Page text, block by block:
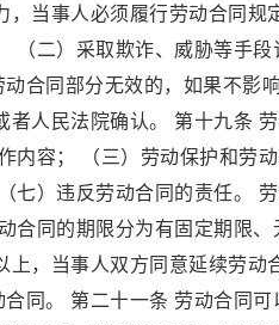
当事人必须履行劳动合同规
（二）采取欺诈、威胁等手
合同部分无效的，如果不影
人民法院确认。 第十九条
容； （三）劳动保护和劳动
七）违反劳动合同的责任。
合同的期限分为有固定期限
，当事人双方同意延续劳动
同。 第二十一条 劳动合同